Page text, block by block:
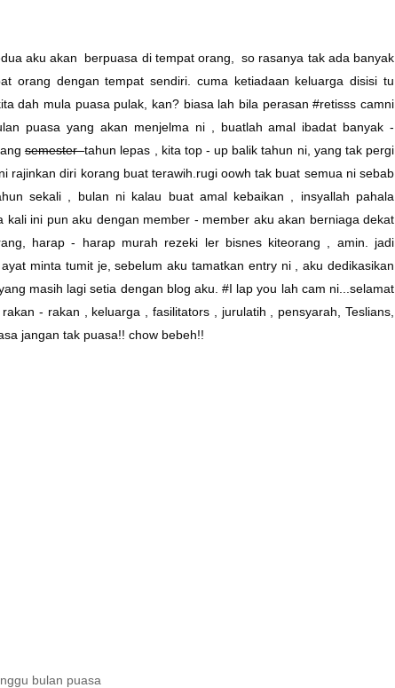
aku akan berpuasa di tempat orang, so rasanya tak ada banyak
orang dengan tempat sendiri. cuma ketiadaan keluarga disisi tu
dah mula puasa pulak, kan? biasa lah bila perasan #retisss camni
puasa yang akan menjelma ni , buatlah amal ibadat banyak -
semestertahun lepas , kita top - up balik tahun ni, yang tak pergi
rajinkan diri korang buat terawih.rugi oowh tak buat semua ni sebab
sekali , bulan ni kalau buat amal kebaikan , insyallah pahala
kali ini pun aku dengan member - member aku akan berniaga dekat
harap - harap murah rezeki ler bisnes kiteorang , amin. jadi
minta tumit je, sebelum aku tamatkan entry ni , aku dedikasikan
masih lagi setia dengan blog aku. #I lap you lah cam ni...selamat
- rakan , keluarga , fasilitators , jurulatih , pensyarah, Teslians,
jangan tak puasa!! chow bebeh!!
bulan puasa